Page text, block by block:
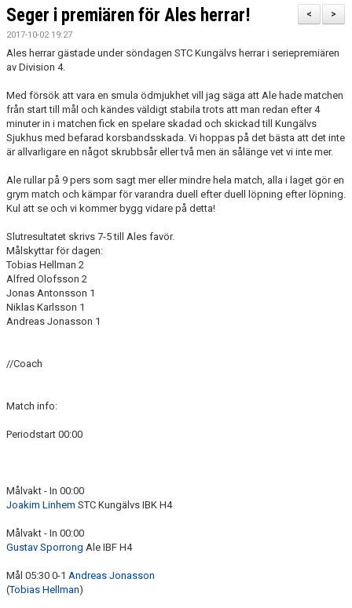
BILDGALLERI
DOKUMENT
NYHETSARKIV
>
<
Seger i premiären för Ales herrar!
2017-10-02 19:27
Ales herrar gästade under söndagen STC Kungälvs herrar i seriepremiären
av Division 4.
Med försök att vara en smula ödmjukhet vill jag säga att Ale hade matchen
från start till mål och kändes väldigt stabila trots att man redan efter 4
minuter in i matchen fick en spelare skadad och skickad till Kungälvs
Sjukhus med befarad korsbandsskada. Vi hoppas på det bästa att det inte
är allvarligare en något skrubbsår eller två men än sålänge vet vi inte mer.
Ale rullar på 9 pers som sagt mer eller mindre hela match, alla i laget gör en
grym match och kämpar för varandra duell efter duell löpning efter löpning.
Kul att se och vi kommer bygg vidare på detta!
Slutresultatet skrivs 7-5 till Ales favör.
Målskyttar för dagen:
Tobias Hellman 2
Alfred Olofsson 2
Jonas Antonsson 1
Niklas Karlsson 1
Andreas Jonasson 1
//Coach
Match info:
Periodstart 00:00
Målvakt - In 00:00
Joakim Linhem STC Kungälvs IBK H4
Målvakt - In 00:00
Gustav Sporrong Ale IBF H4
Mål 05:30 0-1 Andreas Jonasson
(Tobias Hellman)